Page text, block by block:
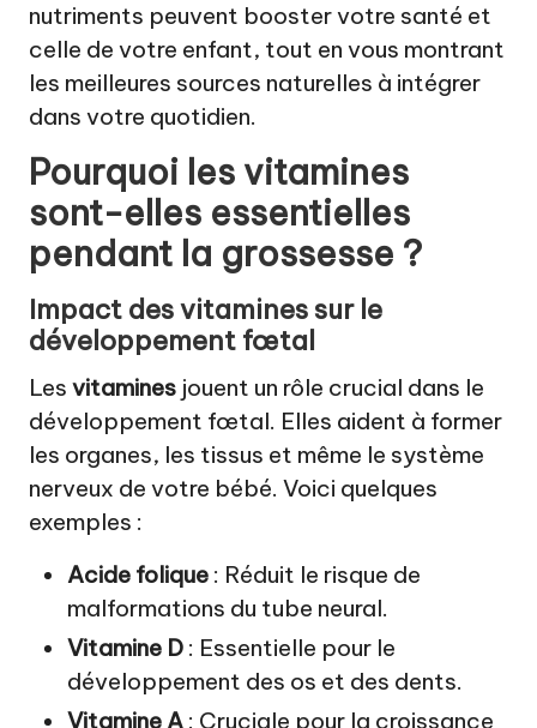
nutriments peuvent booster votre santé et
celle de votre enfant, tout en vous montrant
les meilleures sources naturelles à intégrer
dans votre quotidien.
Pourquoi les vitamines
sont-elles essentielles
pendant la grossesse ?
Impact desvitaminessur le
développement fœtal
Les vitamines jouent un rôle crucial dans le
développement fœtal. Elles aident à former
les organes, les tissus et même le système
nerveux de votre bébé. Voici quelques
exemples :
Acide folique : Réduit le risque de
malformations du tube neural.
Vitamine D : Essentielle pour le
développement des os et des dents.
Vitamine A : Cruciale pour la croissance